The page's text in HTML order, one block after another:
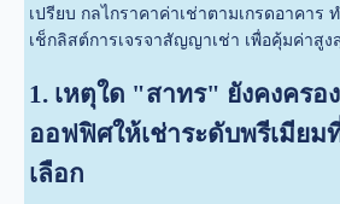
เปรียบ กลไกราคาค่าเช่าตามเกรดอาคาร
เช็กลิสต์การเจรจาสัญญาเช่า เพื่อคุ้มค่าสู
1. เหตุใด "สาทร" ยังคงครอ
ออฟฟิศให้เช่าระดับพรีเมียม
เลือก